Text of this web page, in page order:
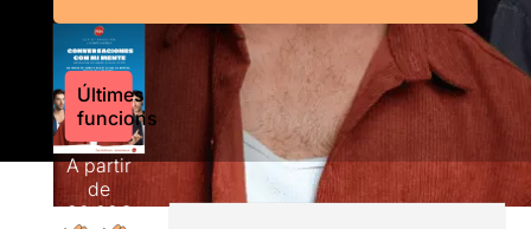
Últimes
funcions
A partir
de
20,00€